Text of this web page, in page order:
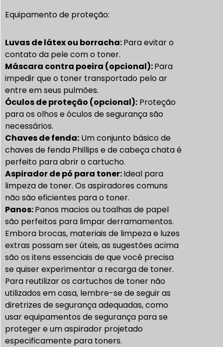
Equipamento de proteção:
Luvas de látex ou borracha:Para evitar o
contato da pele com o toner.
Máscara contra poeira (opcional):Para
impedir que o toner transportado pelo ar
entre em seus pulmões.
Óculos de proteção (opcional): Proteção
para os olhos e óculos de segurança são
necessários.
Chaves de fenda: Um conjunto básico de
chaves de fenda Phillips e de cabeça chata é
perfeito para abrir o cartucho.
Aspirador de pó para toner:Ideal para
limpeza de toner. Os aspiradores comuns
não são eficientes para o toner.
Panos:Panos macios ou toalhas de papel
são perfeitos para limpar derramamentos.
Embora brocas, materiais de limpeza e luzes
extras possam ser úteis, as sugestões acima
são os itens essenciais de que você precisa
se quiser experimentar a recarga de toner.
Para reutilizar os cartuchos de toner não
utilizados em casa, lembre-se de seguir as
diretrizes de segurança adequadas, como
usar equipamentos de segurança para se
proteger e um aspirador projetado
especificamente para toners.